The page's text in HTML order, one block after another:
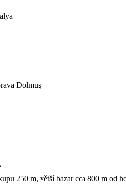
Dolmuş
250 m, větší bazar cca 800 m od